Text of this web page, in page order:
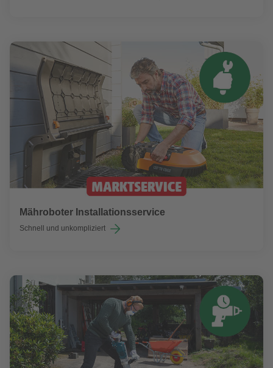
Mähroboter Installationsservice
Schnell und unkompliziert